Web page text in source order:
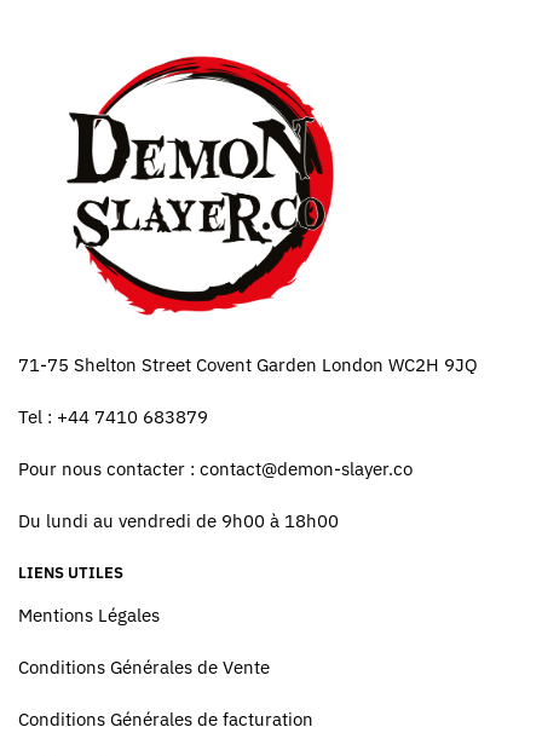
71-75 Shelton Street Covent Garden London WC2H 9JQ
Tel : +44 7410 683879
Pour nous contacter : contact@demon-slayer.co
Du lundi au vendredi de 9h00 à 18h00
LIENS UTILES
Mentions Légales
Conditions Générales de Vente
Conditions Générales de facturation